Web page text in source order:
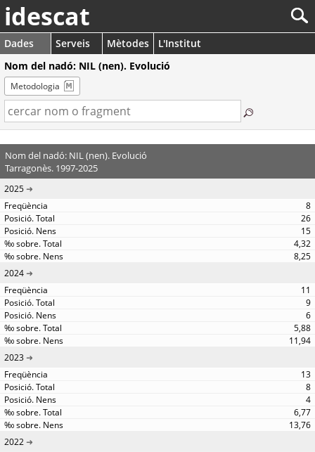
idescat
Dades Serveis Mètodes
L'Institut
Nom del nadó: NIL (nen). Evolució
Metodologia
Nom del nadó: NIL (nen). Evolució
Tarragonès. 1997-2025
2025
8
26
15
4,32
8,25
2024
11
9
6
5,88
11,94
2023
13
8
4
6,77
13,76
2022